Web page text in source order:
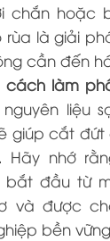
chắn hoặc
rùa là giải
cần đến
cách làm
liệu
giúp cắt đứt
Hãy nhớ
bắt đầu từ
và được
bền